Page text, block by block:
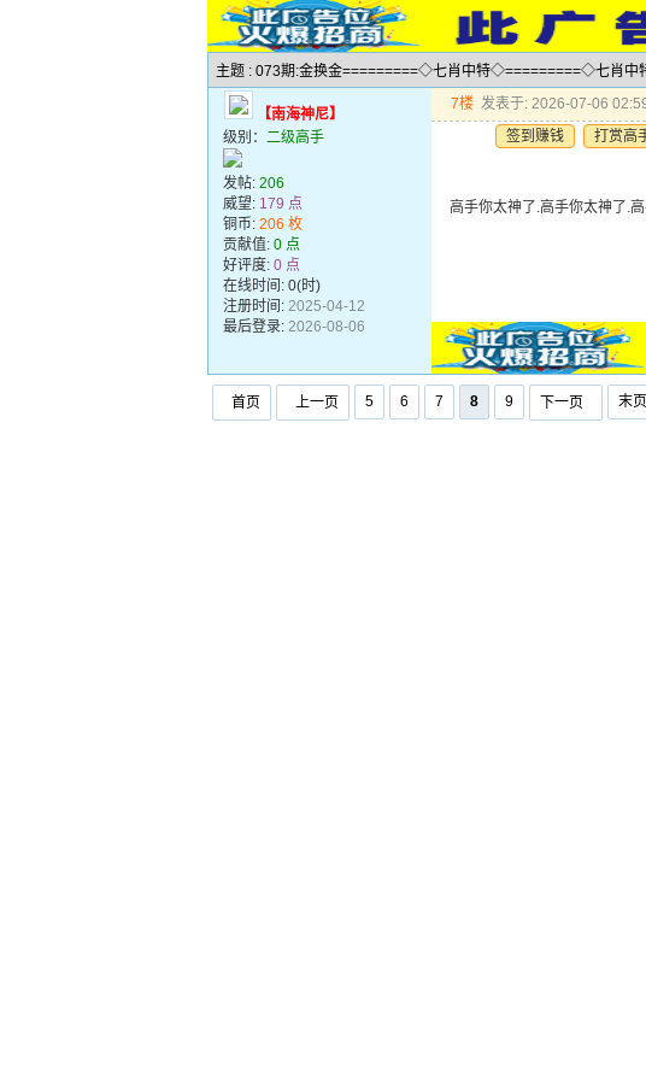
主题 : 073期:金换金=========◇七肖中特◇=========◇七肖中
【南海神尼】
级别： 二级高手
发帖: 206
威望: 179 点
铜币: 206 枚
贡献值: 0 点
好评度: 0 点
在线时间: 0(时)
注册时间: 2025-04-12
最后登录: 2026-08-06
7楼 发表于: 2026-07-06
签到赚钱
打赏高
高手你太神了.高手你太神了.
首页 上一页 5 6 7 8 9 下一页 末页